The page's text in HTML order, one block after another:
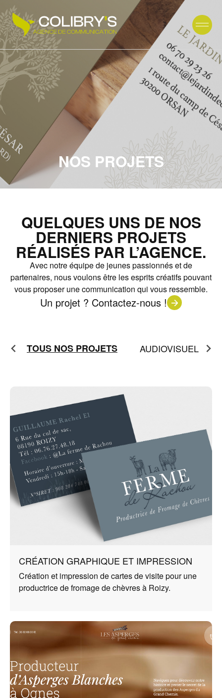
NOS PROJETS
QUELQUES UNS DE NOS
DERNIERS PROJETS
RÉALISÉS PAR L’AGENCE.
Avec notre équipe de jeunes passionnés et de
partenaires, nous voulons être les esprits créatifs pouvant
vous proposer une communication qui vous ressemble.
Un projet ? Contactez-nous !
TOUS NOS PROJETS AUDIOVISUEL
CRÉATION GRAPHIQUE ET IMPRESSION
Création et impression de cartes de visite pour une
productrice de fromage de chèvres à Roizy.